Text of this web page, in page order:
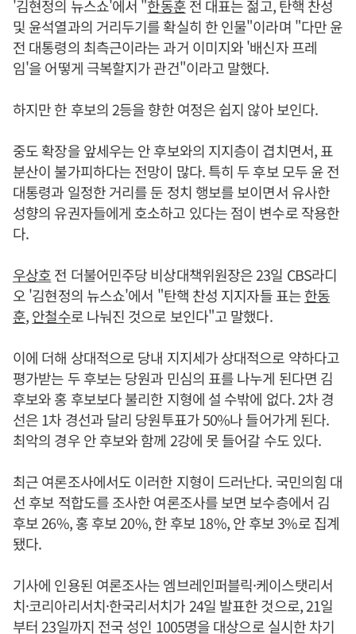
'김현정의 뉴스쇼'에서 "한동훈전 대표는 젊고, 탄핵 찬성
및 윤석열과의 거리두기를 확실히 한 인물"이라며 "다만 윤
전 대통령의 최측근이라는 과거 이미지와 '배신자 프레
임'을 어떻게 극복할지가 관건"이라고 말했다.
하지만 한 후보의 2등을 향한 여정은 쉽지 않아 보인다.
중도 확장을 앞세우는 안 후보와의 지지층이 겹치면서, 표
분산이 불가피하다는 전망이 많다. 특히 두 후보 모두 윤 전
대통령과 일정한 거리를 둔 정치 행보를 보이면서 유사한
성향의 유권자들에게 호소하고 있다는 점이 변수로 작용한
다.
우상호전 더불어민주당 비상대책위원장은 23일 CBS라디
오 '김현정의 뉴스쇼'에서 "탄핵 찬성 지지자들 표는한동
훈,안철수로 나눠진 것으로 보인다"고 말했다.
이에 더해 상대적으로 당내 지지세가 상대적으로 약하다고
평가받는 두 후보는 당원과 민심의 표를 나누게 된다면 김
후보와 홍 후보보다 불리한 지형에 설 수밖에 없다. 2차 경
선은 1차 경선과 달리 당원투표가 50%나 들어가게 된다.
최악의 경우 안 후보와 함께 2강에 못 들어갈 수도 있다.
최근 여론조사에서도 이러한 지형이 드러난다. 국민의힘 대
선 후보 적합도를 조사한 여론조사를 보면 보수층에서 김
후보 26%, 홍 후보 20%, 한 후보 18%, 안 후보 3%로 집계
됐다.
기사에 인용된 여론조사는 엠브레인퍼블릭·케이스탯리서
치·코리아리서치·한국리서치가 24일 발표한 것으로, 21일
부터 23일까지 전국 성인 1005명을 대상으로 실시한 차기